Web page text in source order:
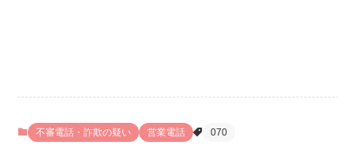
不審電話・詐欺の疑い 営業電話 070